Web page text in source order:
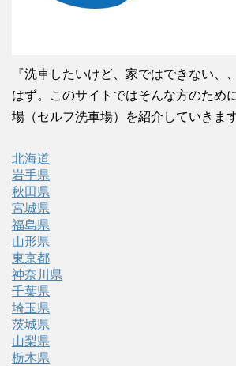
『洗車したいけど、家ではできない、
はず。このサイトではそんな方のため
場（セルフ洗車場）を紹介していきます
北海道
岩手県
秋田県
宮城県
福島県
山形県
東京都
神奈川県
千葉県
埼玉県
茨城県
山梨県
栃木県